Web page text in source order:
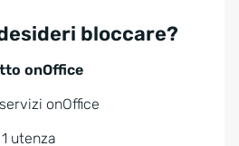
bloccare?
onOffice
onOffice
utenza